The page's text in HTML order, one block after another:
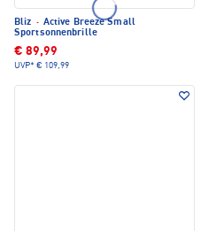
Bliz · Active Breeze Small
Sportsonnenbrille
€ 89,99
UVP* € 109,99